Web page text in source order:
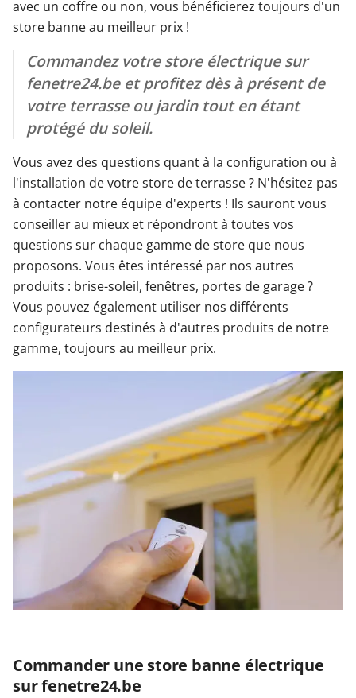
avec un coffre ou non, vous bénéficierez toujours d'un
store banne au meilleur prix !
Commandez votre store électrique sur
fenetre24.be et profitez dès à présent de
votre terrasse ou jardin tout en étant
protégé du soleil.
Vous avez des questions quant à la configuration ou à
l'installation de votre store de terrasse ? N'hésitez pas
à contacter notre équipe d'experts ! Ils sauront vous
conseiller au mieux et répondront à toutes vos
questions sur chaque gamme de store que nous
proposons. Vous êtes intéressé par nos autres
produits : brise-soleil, fenêtres, portes de garage ?
Vous pouvez également utiliser nos différents
configurateurs destinés à d'autres produits de notre
gamme, toujours au meilleur prix.
Commander une store banne électrique
sur fenetre24.be